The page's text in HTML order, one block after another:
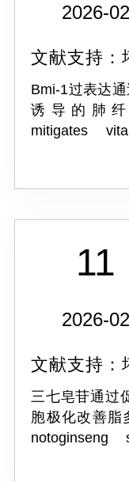
2026-02
文献支持：
系统 WBP
Bmi-1过表达
诱导的肺纤
mitigates
11
2026-02
文献支持：
系统 WBP
三七皂苷通过
胞极化改善脂
notoginseng